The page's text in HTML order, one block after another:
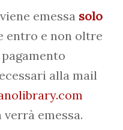
emessasolo
entro e non oltre
alla mail
emessa.